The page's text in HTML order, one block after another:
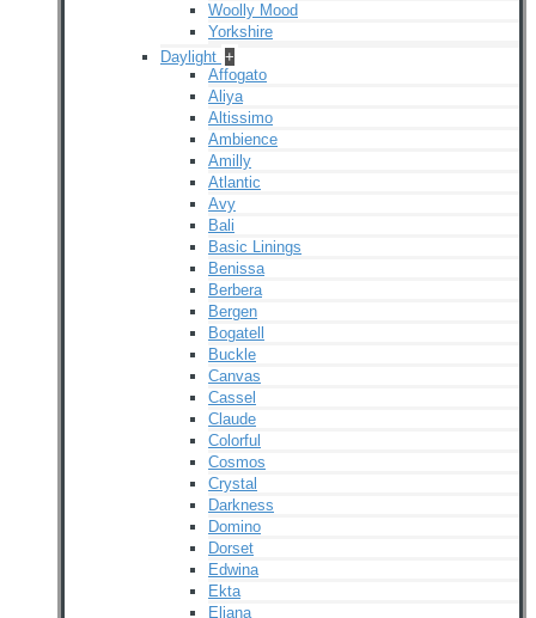
Woolly Mood
Yorkshire
Daylight +
Affogato
Aliya
Altissimo
Ambience
Amilly
Atlantic
Avy
Bali
Basic Linings
Benissa
Berbera
Bergen
Bogatell
Buckle
Canvas
Cassel
Claude
Colorful
Cosmos
Crystal
Darkness
Domino
Dorset
Edwina
Ekta
Eliana